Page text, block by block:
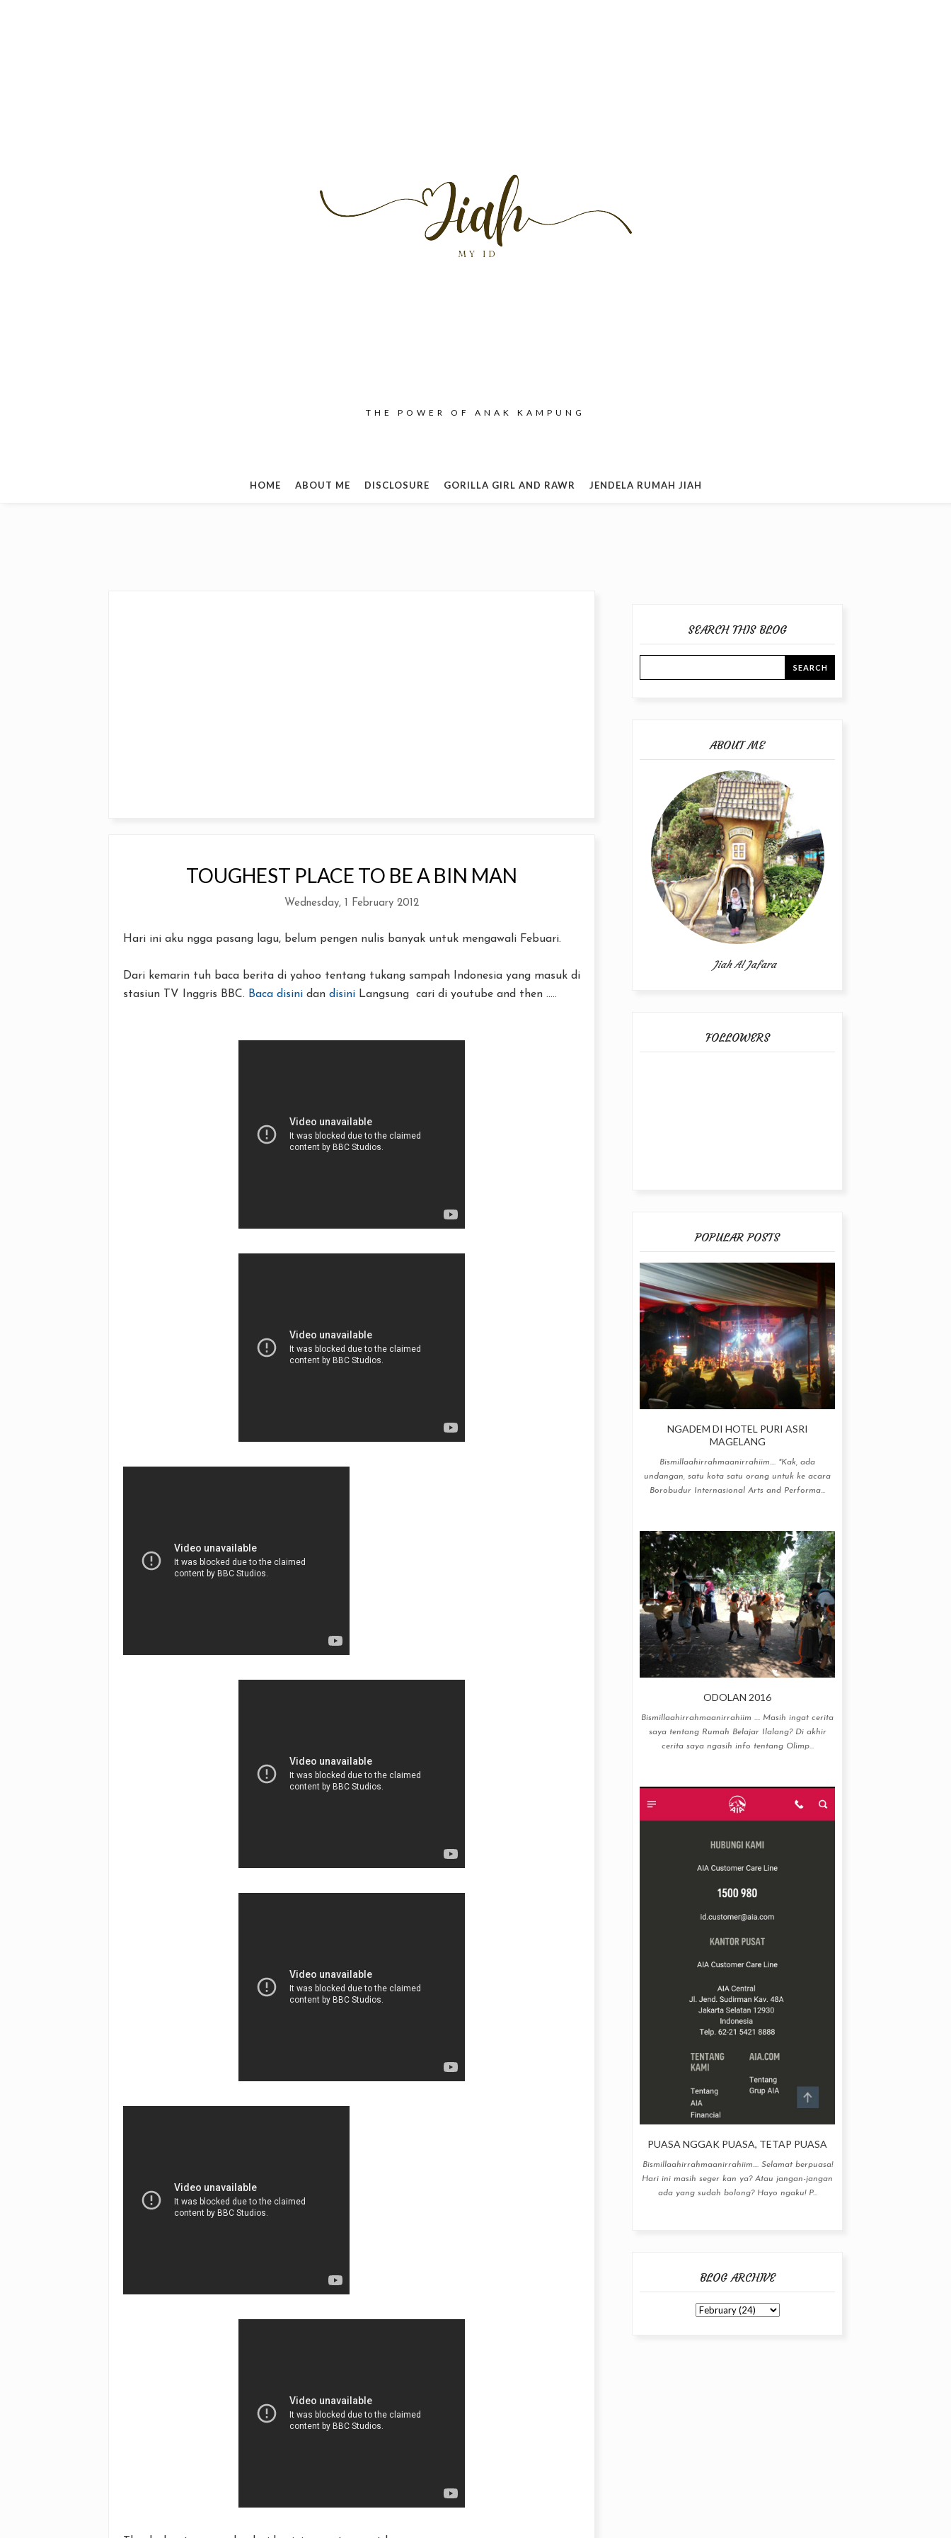
THE POWER OF ANAK KAMPUNG
HOME ABOUT ME DISCLOSURE GORILLA GIRL AND RAWR JENDELA RUMAH JIAH
TOUGHEST PLACE TO BE A BIN MAN
Wednesday, 1 February 2012
Hari ini aku ngga pasang lagu, belum pengen nulis banyak untuk mengawali Febuari.
Dari kemarin tuh baca berita di yahoo tentang tukang sampah Indonesia yang masuk di
stasiun TV Inggris BBC. Baca disini dan disini Langsung cari di youtube and then .....
SEARCH THIS BLOG
ABOUT ME
Jiah Al Jafara
FOLLOWERS
POPULAR POSTS
NGADEM DI HOTEL PURI ASRI
MAGELANG
Bismillaahirrahmaanirrahiim.... "Kak, ada
undangan, satu kota satu orang untuk ke acara
Borobudur Internasional Arts and Performa...
ODOLAN 2016
Bismillaahirrahmaanirrahiim .... Masih ingat cerita
saya tentang Rumah Belajar Ilalang? Di akhir
cerita saya ngasih info tentang Olimp...
PUASA NGGAK PUASA, TETAP PUASA
Bismillaahirrahmaanirrahiim.... Selamat berpuasa!
Hari ini masih seger kan ya? Atau jangan-jangan
ada yang sudah bolong? Hayo ngaku! P...
BLOG ARCHIVE